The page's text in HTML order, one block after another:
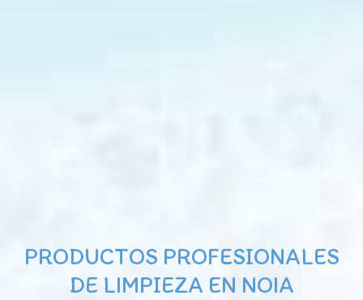
PRODUCTOS PROFESIONALES
DE LIMPIEZA EN NOIA